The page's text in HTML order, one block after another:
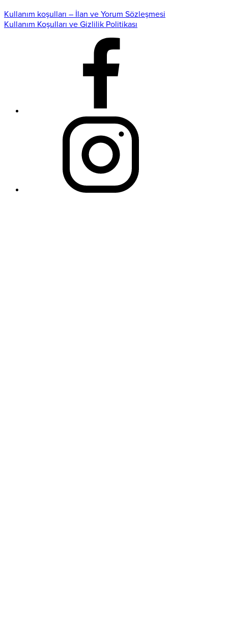
Kullanım koşulları – İlan ve Yorum Sözleşmesi
Kullanım Koşulları ve Gizlilik Politikası